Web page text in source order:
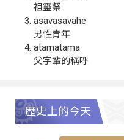
祖靈祭
asavasavahe
男性青年
atamatama
父字輩的稱呼
歷史上的今天